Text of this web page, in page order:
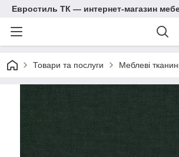
Евростиль ТК — интернет-магазин
Товари та послуги Меблеві